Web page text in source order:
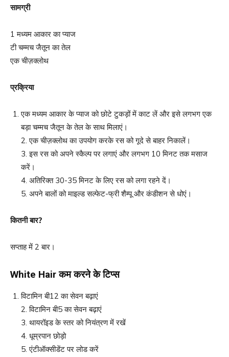
सामग्री
1 मध्यम आकार का प्याज
टी चम्मच जैतून का तेल
एक चीज़क्लोथ
प्रक्रिया
एक मध्यम आकार के प्याज को छोटे टुकड़ों में काट लें और इसे लगभग एक
बड़ा चम्मच जैतून के तेल के साथ मिलाएं।
2. एक चीज़क्लोथ का उपयोग करके रस को गूदे से बाहर निकालें।
3. इस रस को अपने स्कैल्प पर लगाएं और लगभग 10 मिनट तक मसाज
करें।
4. अतिरिक्त 30-35 मिनट के लिए रस को लगा रहने दें।
5. अपने बालों को माइल्ड सल्फेट-फ्री शैम्पू और कंडीशन से धोएं।
कितनी बार?
सप्ताह में 2 बार।
White Hairकम करने के टिप्स
विटामिन बी12 का सेवन बढ़ाएं
2. विटामिन बी5 का सेवन बढ़ाएं
3. थायरॉइड के स्तर को नियंत्रण में रखें
4. धूम्रपान छोड़ो
5. एंटीऑक्सीडेंट पर लोड करें